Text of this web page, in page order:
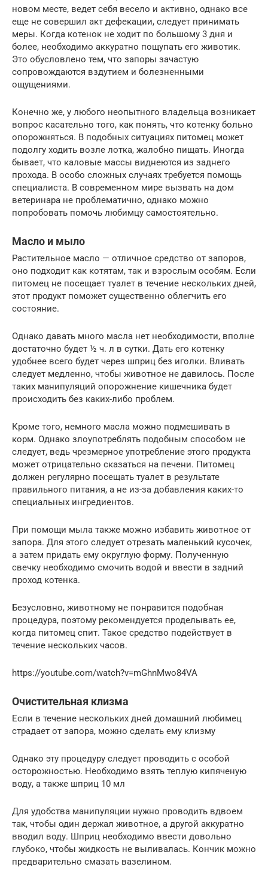
новом месте, ведет себя весело и активно, однако все
еще не совершил акт дефекации, следует принимать
меры. Когда котенок не ходит по большому 3 дня и
более, необходимо аккуратно пощупать его животик.
Это обусловлено тем, что запоры зачастую
сопровождаются вздутием и болезненными
ощущениями.
Конечно же, у любого неопытного владельца возникает
вопрос касательно того, как понять, что котенку больно
опорожняться. В подобных ситуациях питомец может
подолгу ходить возле лотка, жалобно пищать. Иногда
бывает, что каловые массы виднеются из заднего
прохода. В особо сложных случаях требуется помощь
специалиста. В современном мире вызвать на дом
ветеринара не проблематично, однако можно
попробовать помочь любимцу самостоятельно.
Масло и мыло
Растительное масло — отличное средство от запоров,
оно подходит как котятам, так и взрослым особям. Если
питомец не посещает туалет в течение нескольких дней,
этот продукт поможет существенно облегчить его
состояние.
Однако давать много масла нет необходимости, вполне
достаточно будет ½ ч. л в сутки. Дать его котенку
удобнее всего будет через шприц без иголки. Вливать
следует медленно, чтобы животное не давилось. После
таких манипуляций опорожнение кишечника будет
происходить без каких-либо проблем.
Кроме того, немного масла можно подмешивать в
корм. Однако злоупотреблять подобным способом не
следует, ведь чрезмерное употребление этого продукта
может отрицательно сказаться на печени. Питомец
должен регулярно посещать туалет в результате
правильного питания, а не из-за добавления каких-то
специальных ингредиентов.
При помощи мыла также можно избавить животное от
запора. Для этого следует отрезать маленький кусочек,
а затем придать ему округлую форму. Полученную
свечку необходимо смочить водой и ввести в задний
проход котенка.
Безусловно, животному не понравится подобная
процедура, поэтому рекомендуется проделывать ее,
когда питомец спит. Такое средство подействует в
течение нескольких часов.
https://youtube.com/watch?v=mGhnMwo84VA
Очистительная клизма
Если в течение нескольких дней домашний любимец
страдает от запора, можно сделать ему клизму
Однако эту процедуру следует проводить с особой
осторожностью. Необходимо взять теплую кипяченую
воду, а также шприц 10 мл
Для удобства манипуляции нужно проводить вдвоем
так, чтобы один держал животное, а другой аккуратно
вводил воду. Шприц необходимо ввести довольно
глубоко, чтобы жидкость не выливалась. Кончик можно
предварительно смазать вазелином.